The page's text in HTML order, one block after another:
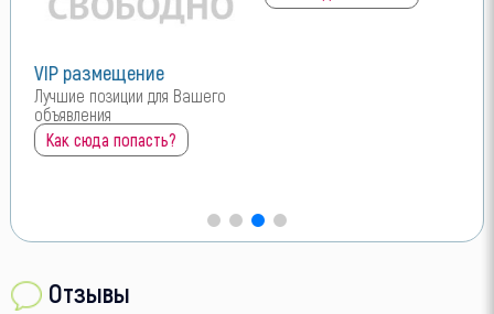
VIP размещение
Лучшие позиции для Вашего
объявления
Как сюда попасть?
Отзывы